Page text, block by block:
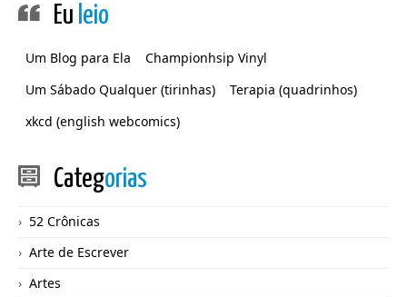
Eu leio
Um Blog para Ela
Championhsip Vinyl
Um Sábado Qualquer (tirinhas)
Terapia (quadrinhos)
xkcd (english webcomics)
Categorias
52 Crônicas
Arte de Escrever
Artes